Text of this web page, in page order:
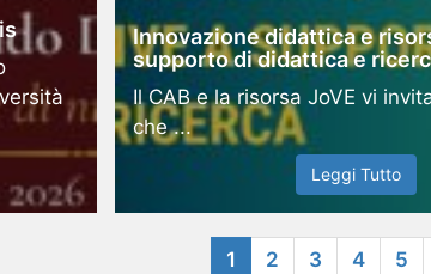
Innovazione didattica e
supporto di didattica e
Il CAB e la risorsa JoVE vi
che ...
Leggi Tutto
1 2 3 4 5